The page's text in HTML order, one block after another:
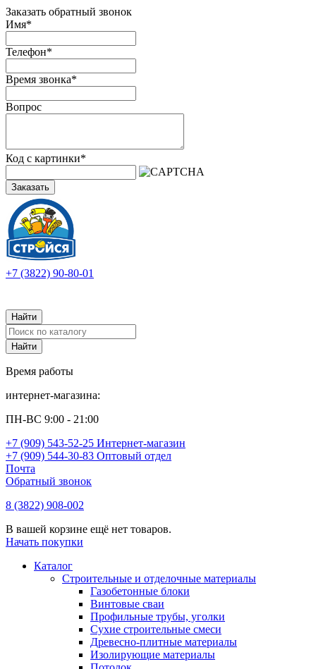
Заказать обратный звонок
Имя*
Телефон*
Время звонка*
Вопрос
Код с картинки*
Заказать
+7 (3822) 90-80-01
Время работы
интернет-магазина:
ПН-ВС 9:00 - 21:00
+7 (909) 543-52-25 Интернет-магазин
+7 (909) 544-30-83 Оптовый отдел
Почта
Обратный звонок
8 (3822) 908-002
В вашей корзине ещё нет товаров.
Начать покупки
Каталог
Строительные и отделочные материалы
Газобетонные блоки
Винтовые сваи
Профильные трубы, уголки
Сухие строительные смеси
Древесно-плитные материалы
Изолирующие материалы